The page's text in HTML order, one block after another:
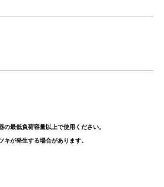
最低負荷容量以上で使用ください。
が発生する場合があります。